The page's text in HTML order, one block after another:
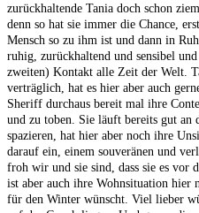
zurückhaltende Tania doch schon
denn so hat sie immer die Chance,
Mensch so zu ihm ist und dann in
ruhig, zurückhaltend und sensibel
zweiten) Kontakt alle Zeit der Welt.
verträglich, hat es hier aber auch
Sheriff durchaus bereit mal ihre
und zu toben. Sie läuft bereits gut an
spazieren, hat hier aber noch ihre
darauf ein, einem souveränen und
froh wir und sie sind, dass sie es vor
ist aber auch ihre Wohnsituation hier
für den Winter wünscht. Viel lieber